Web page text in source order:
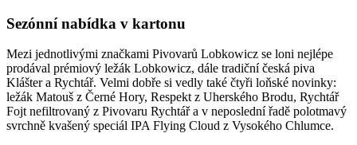
Sezónní nabídka v kartonu
Mezi jednotlivými značkami Pivovarů Lobkowicz se loni nejlépe
prodával prémiový ležák Lobkowicz, dále tradiční česká piva
Klášter a Rychtář. Velmi dobře si vedly také čtyři loňské novinky:
ležák Matouš z Černé Hory, Respekt z Uherského Brodu, Rychtář
Fojt nefiltrovaný z Pivovaru Rychtář a v neposlední řadě polotmavý
svrchně kvašený speciál IPA Flying Cloud z Vysokého Chlumce.